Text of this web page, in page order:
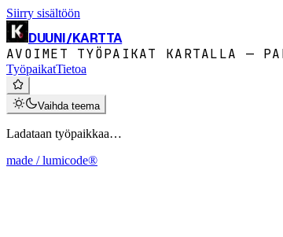
Siirry sisältöön
DUUNI/KARTTA
AVOIMET TYÖPAIKAT KARTALLA —
TyöpaikatTietoa
Vaihda teema
Ladataan työpaikkaa…
made / lumicode®